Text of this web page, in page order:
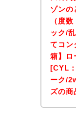
ゾンの
（度
ック/
てコン
箱】ロ
[CYL
ーク/
ズの商